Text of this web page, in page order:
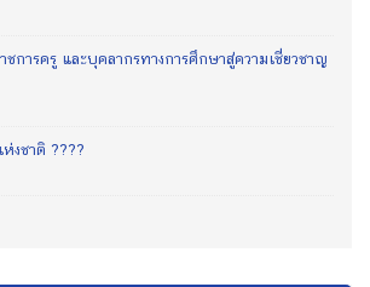
ชการครู และบุคลากรทางการศึกษาสู่ความเชี่ยวชาญ
งชาติ ????